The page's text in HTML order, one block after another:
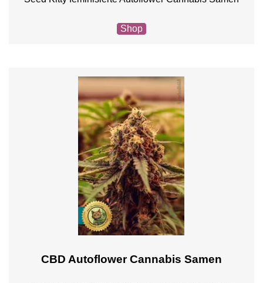
Shop
CBD Autoflower Cannabis Samen